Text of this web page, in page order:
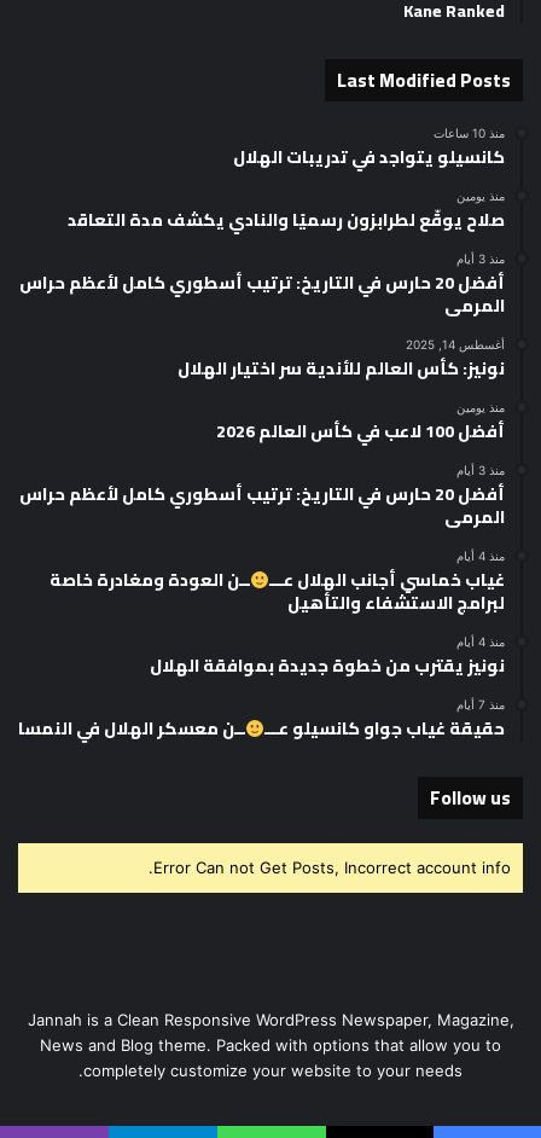
Kane Ranked
Last Modified Posts
منذ 10 ساعات
كانسيلو يتواجد في تدريبات الهلال
منذ يومين
صلاح يوقّع لطرابزون رسميًا والنادي يكشف مدة التعاقد
منذ 3 أيام
أفضل 20 حارس في التاريخ: ترتيب أسطوري كامل لأعظم حراس
المرمى
أغسطس 14, 2025
نونيز: كأس العالم للأندية سر اختيار الهلال
منذ يومين
أفضل 100 لاعب في كأس العالم 2026
منذ 3 أيام
أفضل 20 حارس في التاريخ: ترتيب أسطوري كامل لأعظم حراس
المرمى
منذ 4 أيام
غياب خماسي أجانب الهلال عـــ ــن العودة ومغادرة خاصة
لبرامج الاستشفاء والتأهيل
منذ 4 أيام
نونيز يقترب من خطوة جديدة بموافقة الهلال
منذ 7 أيام
حقيقة غياب جواو كانسيلو عـــ ــن معسكر الهلال في النمسا
Follow us
Error Can not Get Posts, Incorrect account info.
Jannah is a Clean Responsive WordPress Newspaper, Magazine,
News and Blog theme. Packed with options that allow you to
completely customize your website to your needs.